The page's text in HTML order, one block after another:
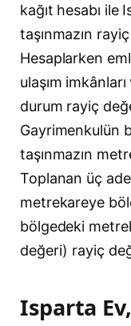
kağıt hesabı ile
taşınmazın
Hesaplarken
ulaşım
durum rayiç
Gayrimenkulün
taşınmazın
Toplanan üç
metrekareye
bölgedeki
değeri) rayiç
Isparta